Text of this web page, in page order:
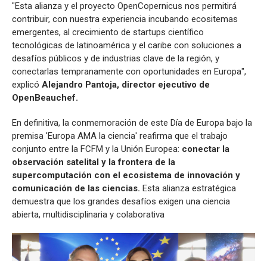
"Esta alianza y el proyecto OpenCopernicus nos permitirá
contribuir, con nuestra experiencia incubando ecositemas
emergentes, al crecimiento de startups científico
tecnológicas de latinoamérica y el caribe con soluciones a
desafíos públicos y de industrias clave de la región, y
conectarlas tempranamente con oportunidades en Europa",
explicó Alejandro Pantoja, director ejecutivo de
OpenBeauchef.
En definitiva, la conmemoración de este Día de Europa bajo la
premisa 'Europa AMA la ciencia' reafirma que el trabajo
conjunto entre la FCFM y la Unión Europea: conectar la
observación satelital y la frontera de la
supercomputación con el ecosistema de innovación y
comunicación de las ciencias. Esta alianza estratégica
demuestra que los grandes desafíos exigen una ciencia
abierta, multidisciplinaria y colaborativa